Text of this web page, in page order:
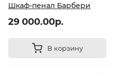
Шкаф-пенал Барбери
29 000.00р.
В корзину